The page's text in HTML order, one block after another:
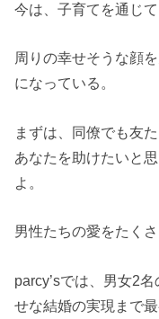
今は、子育てを通じ
周りの幸せそうな顔
になっている。
まずは、同僚でも友
あなたを助けたいと
よ。
男性たちの愛をたく
parcy’sでは、男女2
せな結婚の実現まで